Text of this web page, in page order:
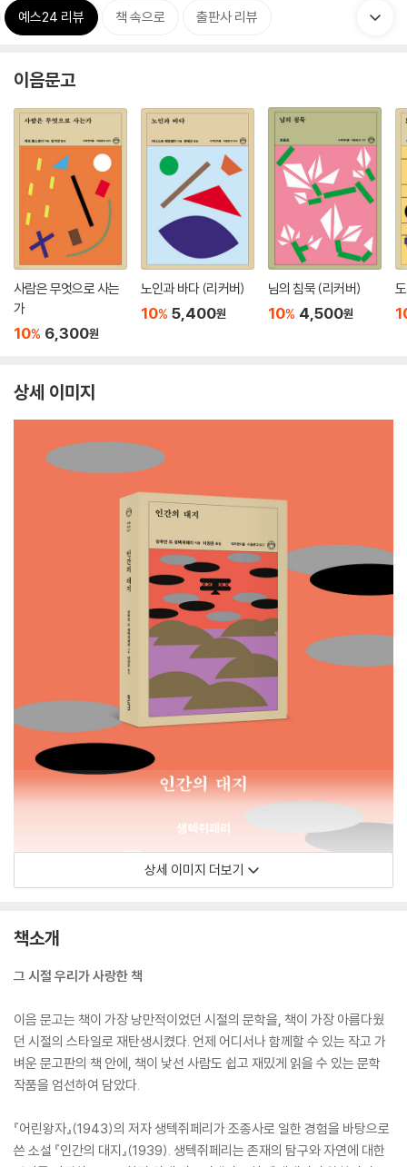
예스24 리뷰 책 속으로 출판사 리뷰
이음문고
사람은 무엇으로 사는
가
10% 6,300원
노인과 바다 (리커버)
10% 5,400원
님의 침묵 (리커버)
10% 4,500원
상세 이미지
상세 이미지 더보기
책소개
그 시절 우리가 사랑한 책
이음 문고는 책이 가장 낭만적이었던 시절의 문학을, 책이 가장 아름다웠
던 시절의 스타일로 재탄생시켰다. 언제 어디서나 함께할 수 있는 작고 가
벼운 문고판의 책 안에, 책이 낯선 사람도 쉽고 재밌게 읽을 수 있는 문학
작품을 엄선하여 담았다.
『어린왕자』(1943)의 저자 생텍쥐페리가 조종사로 일한 경험을 바탕으로
쓴 소설 『인간의 대지』(1939). 생텍쥐페리는 존재의 탐구와 자연에 대한